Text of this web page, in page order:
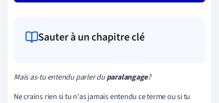
Sauter à un chapitre clé
Mais as-tu entendu parler duparalangage?
Ne crains rien si tu n'as jamais entendu ce terme ou si tu